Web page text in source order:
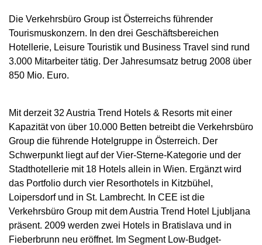
Die Verkehrsbüro Group ist Österreichs führender
Tourismuskonzern. In den drei Geschäftsbereichen
Hotellerie, Leisure Touristik und Business Travel sind rund
3.000 Mitarbeiter tätig. Der Jahresumsatz betrug 2008 über
850 Mio. Euro.
Mit derzeit 32 Austria Trend Hotels & Resorts mit einer
Kapazität von über 10.000 Betten betreibt die Verkehrsbüro
Group die führende Hotelgruppe in Österreich. Der
Schwerpunkt liegt auf der Vier-Sterne-Kategorie und der
Stadthotellerie mit 18 Hotels allein in Wien. Ergänzt wird
das Portfolio durch vier Resorthotels in Kitzbühel,
Loipersdorf und in St. Lambrecht. In CEE ist die
Verkehrsbüro Group mit dem Austria Trend Hotel Ljubljana
präsent. 2009 werden zwei Hotels in Bratislava und in
Fieberbrunn neu eröffnet. Im Segment Low-Budget-